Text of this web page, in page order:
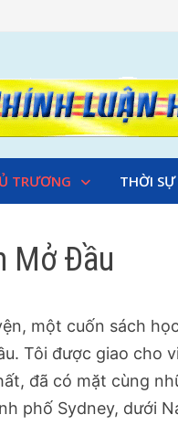
TRƯƠNG THỜI SỰ
Mở Đầu
một cuốn sách học,
Tôi được giao cho
đã có mặt cùng
phố Sydney, dưới